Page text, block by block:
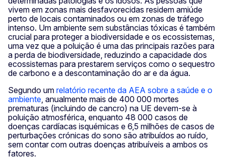
vivem em zonas mais desfavorecidas residem amiúde
perto de locais contaminados ou em zonas de tráfego
intenso. Um ambiente sem substâncias tóxicas é também
crucial para proteger a biodiversidade e os ecossistemas,
uma vez que a poluição é uma das principais razões para
a perda de biodiversidade, reduzindo a capacidade dos
ecossistemas para prestarem serviços como o sequestro
de carbono e a descontaminação do ar e da água.
Segundo um relatório recente da AEA sobre a saúde e o
ambiente , anualmente mais de 400 000 mortes
prematuras (incluindo de cancro) na UE devem-se à
poluição atmosférica, enquanto 48 000 casos de
doenças cardíacas isquémicas e 6,5 milhões de casos de
perturbações crónicas do sono são atribuídos ao ruído,
sem contar com outras doenças atribuíveis a ambos os
fatores.